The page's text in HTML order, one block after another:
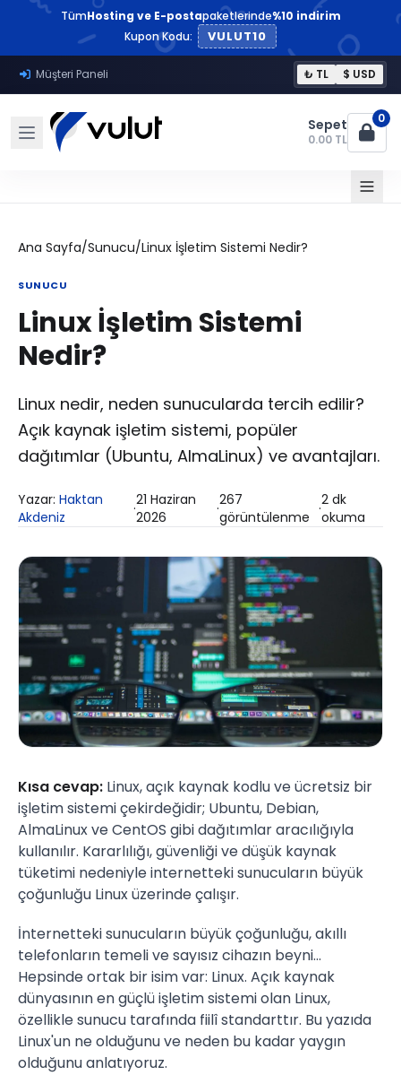
TümHosting ve E-postapaketlerinde%10 indirim
Kupon Kodu:
VULUT10
Müşteri Paneli ₺ TL $ USD
Sepet
0.00 TL
0
Ana Sayfa/Sunucu/Linux İşletim Sistemi Nedir?
SUNUCU
Linux İşletim Sistemi
Nedir?
Linux nedir, neden sunucularda tercih edilir?
Açık kaynak işletim sistemi, popüler
dağıtımlar (Ubuntu, AlmaLinux) ve avantajları.
Yazar: Haktan
Akdeniz
·21 Haziran
2026
·267
görüntülenme ·2 dk
okuma
Kısa cevap: Linux, açık kaynak kodlu ve ücretsiz bir
işletim sistemi çekirdeğidir; Ubuntu, Debian,
AlmaLinux ve CentOS gibi dağıtımlar aracılığıyla
kullanılır. Kararlılığı, güvenliği ve düşük kaynak
tüketimi nedeniyle internetteki sunucuların büyük
çoğunluğu Linux üzerinde çalışır.
İnternetteki sunucuların büyük çoğunluğu, akıllı
telefonların temeli ve sayısız cihazın beyni...
Hepsinde ortak bir isim var: Linux. Açık kaynak
dünyasının en güçlü işletim sistemi olan Linux,
özellikle sunucu tarafında fiilî standarttır. Bu yazıda
Linux'un ne olduğunu ve neden bu kadar yaygın
olduğunu anlatıyoruz.